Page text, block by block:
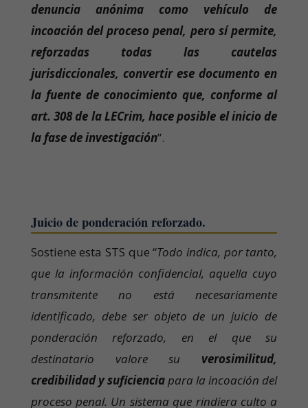
denuncia anónima como vehículo de
incoación del proceso penal, pero sí permite,
reforzadas todas las cautelas
jurisdiccionales, convertir ese documento en
la fuente de conocimiento que, conforme al
art. 308 de la LECrim, hace posible el inicio de
la fase de investigación”.
Juicio de ponderación reforzado.
Sostiene esta STS que “Todo indica, por tanto,
que la información confidencial, aquella cuyo
transmitente no está necesariamente
identificado, debe ser objeto de un juicio de
ponderación reforzado, en el que su
destinatario valore su verosimilitud,
credibilidad y suficienciapara la incoación del
proceso penal. Un sistema que rindiera culto a